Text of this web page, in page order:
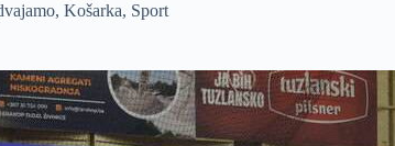
, Košarka, Sport